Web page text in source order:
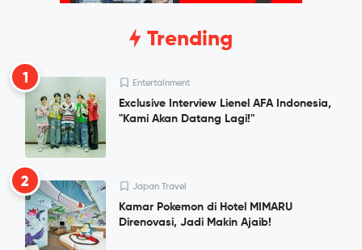
Trending
1 Entertainment
Exclusive Interview Lienel AFA Indonesia,
"Kami Akan Datang Lagi!"
2 Japan Travel
Kamar Pokemon di Hotel MIMARU
Direnovasi, Jadi Makin Ajaib!